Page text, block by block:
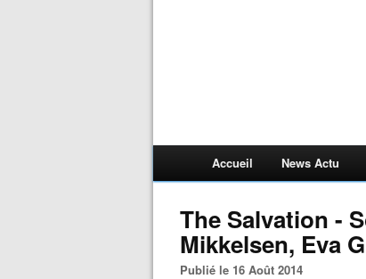
Accueil News Actu
The Salvation -
Mikkelsen, Eva
Publié le 16 Août 2014